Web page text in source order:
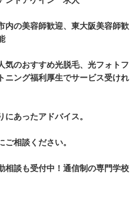
内の美容師歓迎、東大阪美容師歓
気のおすすめ光脱毛、光フォトフ
ニング福利厚生でサービス受けれ
あったアドバイス。
相談ください。
相談も受付中！通信制の専門学校